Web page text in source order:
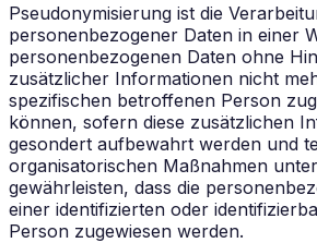
Pseudonymisierung ist die
personenbezogener Daten in einer
personenbezogenen Daten ohne
zusätzlicher Informationen nicht
spezifischen betroffenen Person
können, sofern diese zusätzlichen
gesondert aufbewahrt werden und
organisatorischen Maßnahmen
gewährleisten, dass die
einer identifizierten oder
Person zugewiesen werden.